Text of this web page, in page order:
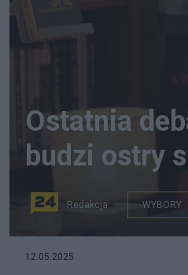
Ostatnia
budzi ostry
Redakcja WYBORY
12.05.2025